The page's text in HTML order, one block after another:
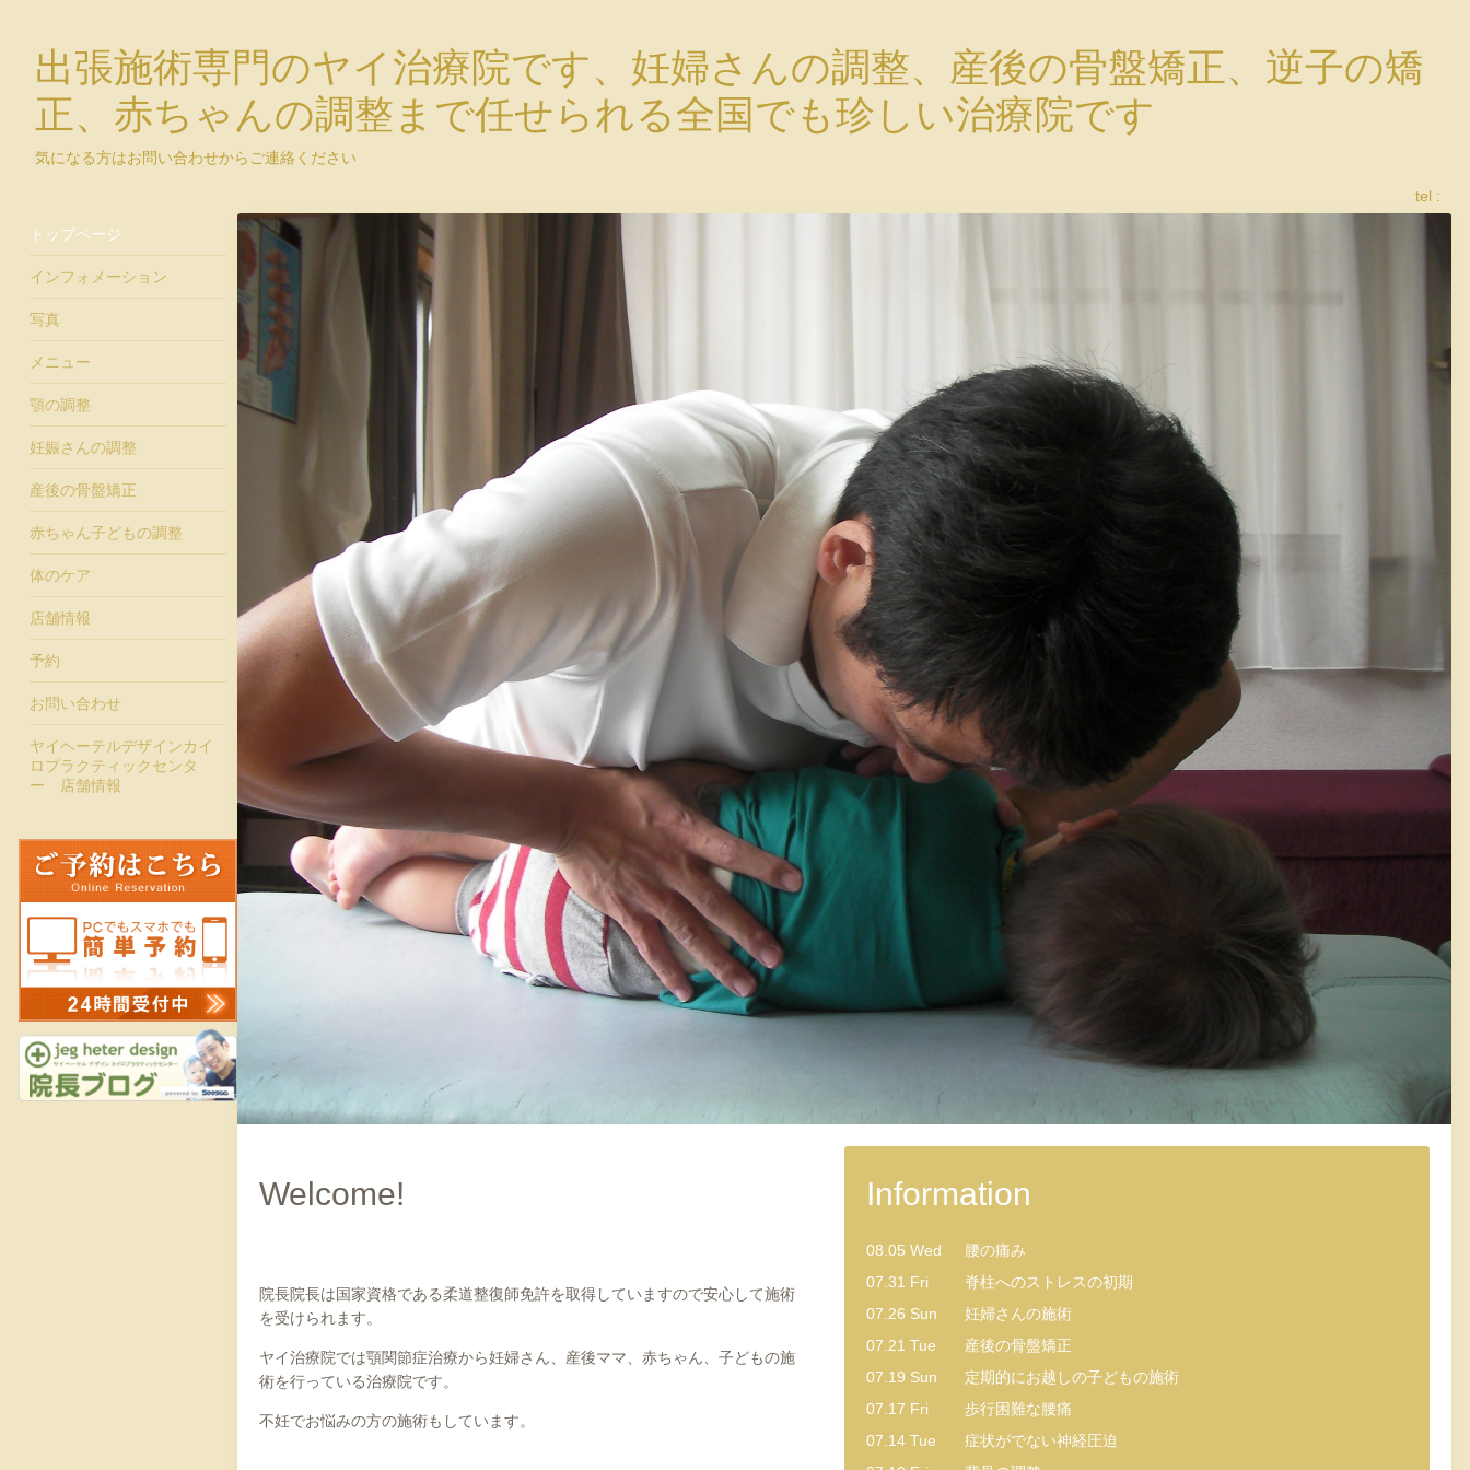
出張施術専門のヤイ治療院です、妊婦さんの調整、産後の骨盤矯正、逆子の矯
正、赤ちゃんの調整まで任せられる全国でも珍しい治療院です
気になる方はお問い合わせからご連絡ください
tel :
Welcome!
院長院長は国家資格である柔道整復師免許を取得していますので安心して施術
を受けられます。
ヤイ治療院では顎関節症治療から妊婦さん、産後ママ、赤ちゃん、子どもの施
術を行っている治療院です。
不妊でお悩みの方の施術もしています。
Information
08.05 Wed
腰の痛み
07.31 Fri
脊柱へのストレスの初期
07.26 Sun
妊婦さんの施術
07.21 Tue
産後の骨盤矯正
07.19 Sun
定期的にお越しの子どもの施術
07.17 Fri
歩行困難な腰痛
07.14 Tue
症状がでない神経圧迫
トップページ
インフォメーション
写真
メニュー
顎の調整
妊娠さんの調整
産後の骨盤矯正
赤ちゃん子どもの調整
体のケア
店舗情報
予約
お問い合わせ
ヤイヘーテルデザインカイ
ロプラクティックセンタ
ー 店舗情報